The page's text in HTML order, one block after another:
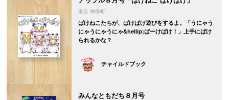
東京 神保町
ばけねこたちが、ばけばけ遊びをするよ。「うにゃう
にゃうにゃうにゃ&hellip;ばーけばけ！」上手にばけ
られるかな？
チャイルドブック
みんなともだち８月号